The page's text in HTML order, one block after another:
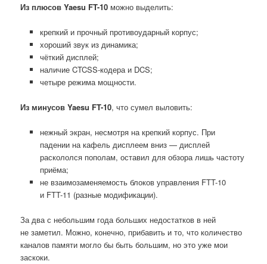
Из плюсов Yaesu FT-10 можно выделить:
крепкий и прочный противоударный корпус;
хороший звук из динамика;
чёткий дисплей;
наличие CTCSS-кодера и DCS;
четыре режима мощности.
Из минусов Yaesu FT-10, что сумел выловить:
нежный экран, несмотря на крепкий корпус. При
падении на кафель дисплеем вниз — дисплей
раскололся пополам, оставил для обзора лишь частоту
приёма;
не взаимозаменяемость блоков управления FTT-10
и FTT-11 (разные модификации).
За два с небольшим года больших недостатков в ней
не заметил. Можно, конечно, прибавить и то, что количество
каналов памяти могло бы быть большим, но это уже мои
заскоки.